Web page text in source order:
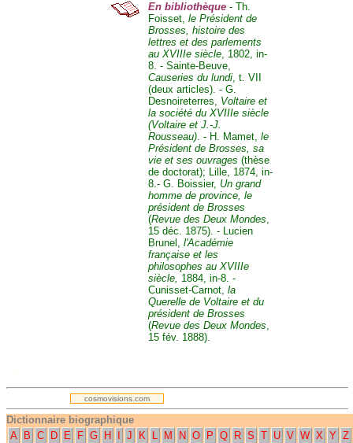
En bibliothèque- Th.
Foisset, le Président de
Brosses, histoire des
lettres et des parlements
au XVIIIe siècle, 1802, in-
8. - Sainte-Beuve,
Causeries du lundi, t. VII
(deux articles). - G.
Desnoireterres, Voltaire et
la société du XVIIIe siècle
(Voltaire et J.-J.
Rousseau). - H. Mamet, le
Président de Brosses, sa
vie et ses ouvrages (thèse
de doctorat); Lille, 1874, in-
8.- G. Boissier, Un grand
homme de province, le
président de Brosses
(Revue des Deux Mondes,
15 déc. 1875). - Lucien
Brunel, l'Académie
française et les
philosophes au XVIIIe
siècle, 1884, in-8. -
Cunisset-Carnot, la
Querelle de Voltaire et du
président de Brosses
(Revue des Deux Mondes,
15 fév. 1888).
.
cosmovisions.com
Dictionnaire biographique
A
B C D E F G H J K L M N O P Q R S T U V W X Y Z